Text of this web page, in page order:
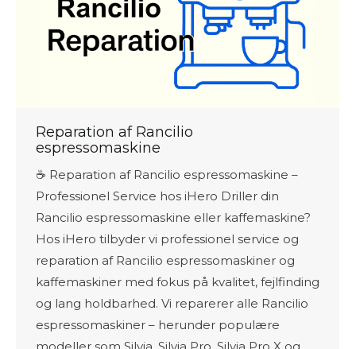
Reparation af Rancilio
espressomaskine
☕ Reparation af Rancilio espressomaskine –
Professionel Service hos iHero Driller din
Rancilio espressomaskine eller kaffemaskine?
Hos iHero tilbyder vi professionel service og
reparation af Rancilio espressomaskiner og
kaffemaskiner med fokus på kvalitet, fejlfinding
og lang holdbarhed. Vi reparerer alle Rancilio
espressomaskiner – herunder populære